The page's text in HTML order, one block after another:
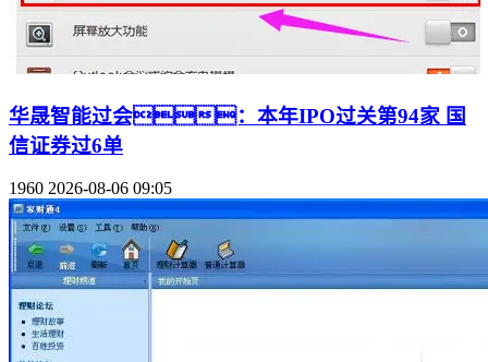
华晟智能过会：本年IPO过关第94家 国
信证券过6单
1960 2026-08-06 09:05